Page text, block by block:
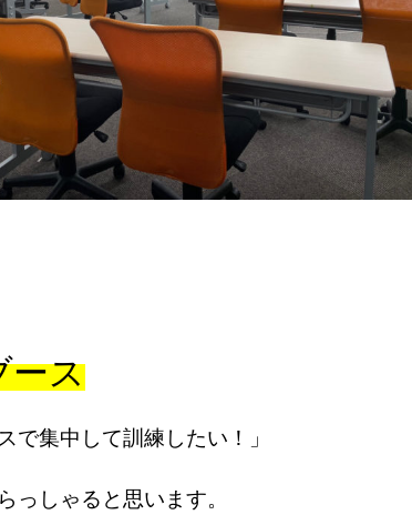
ス
で集中して訓練したい！」
っしゃると思います。